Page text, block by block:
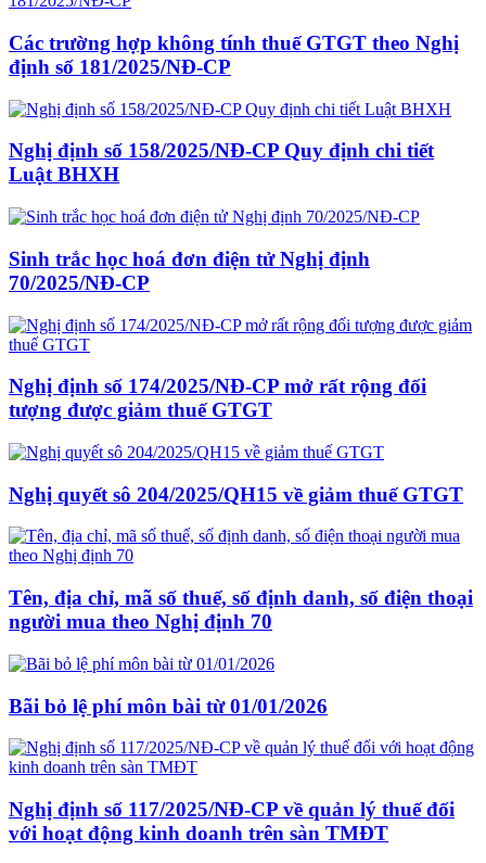
Các trường hợp không tính thuế GTGT theo Nghị
định số 181/2025/NĐ-CP
Nghị định số 158/2025/NĐ-CP Quy định chi tiết
Luật BHXH
Sinh trắc học hoá đơn điện tử Nghị định
70/2025/NĐ-CP
Nghị định số 174/2025/NĐ-CP mở rất rộng đối
tượng được giảm thuế GTGT
Nghị quyết sô 204/2025/QH15 về giảm thuế GTGT
Tên, địa chỉ, mã số thuế, số định danh, số điện thoại
người mua theo Nghị định 70
Bãi bỏ lệ phí môn bài từ 01/01/2026
Nghị định số 117/2025/NĐ-CP về quản lý thuế đối
với hoạt động kinh doanh trên sàn TMĐT